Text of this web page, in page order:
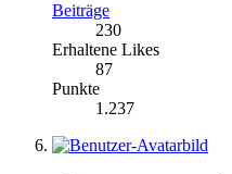
Beiträge
230
Erhaltene Likes
87
Punkte
1.237